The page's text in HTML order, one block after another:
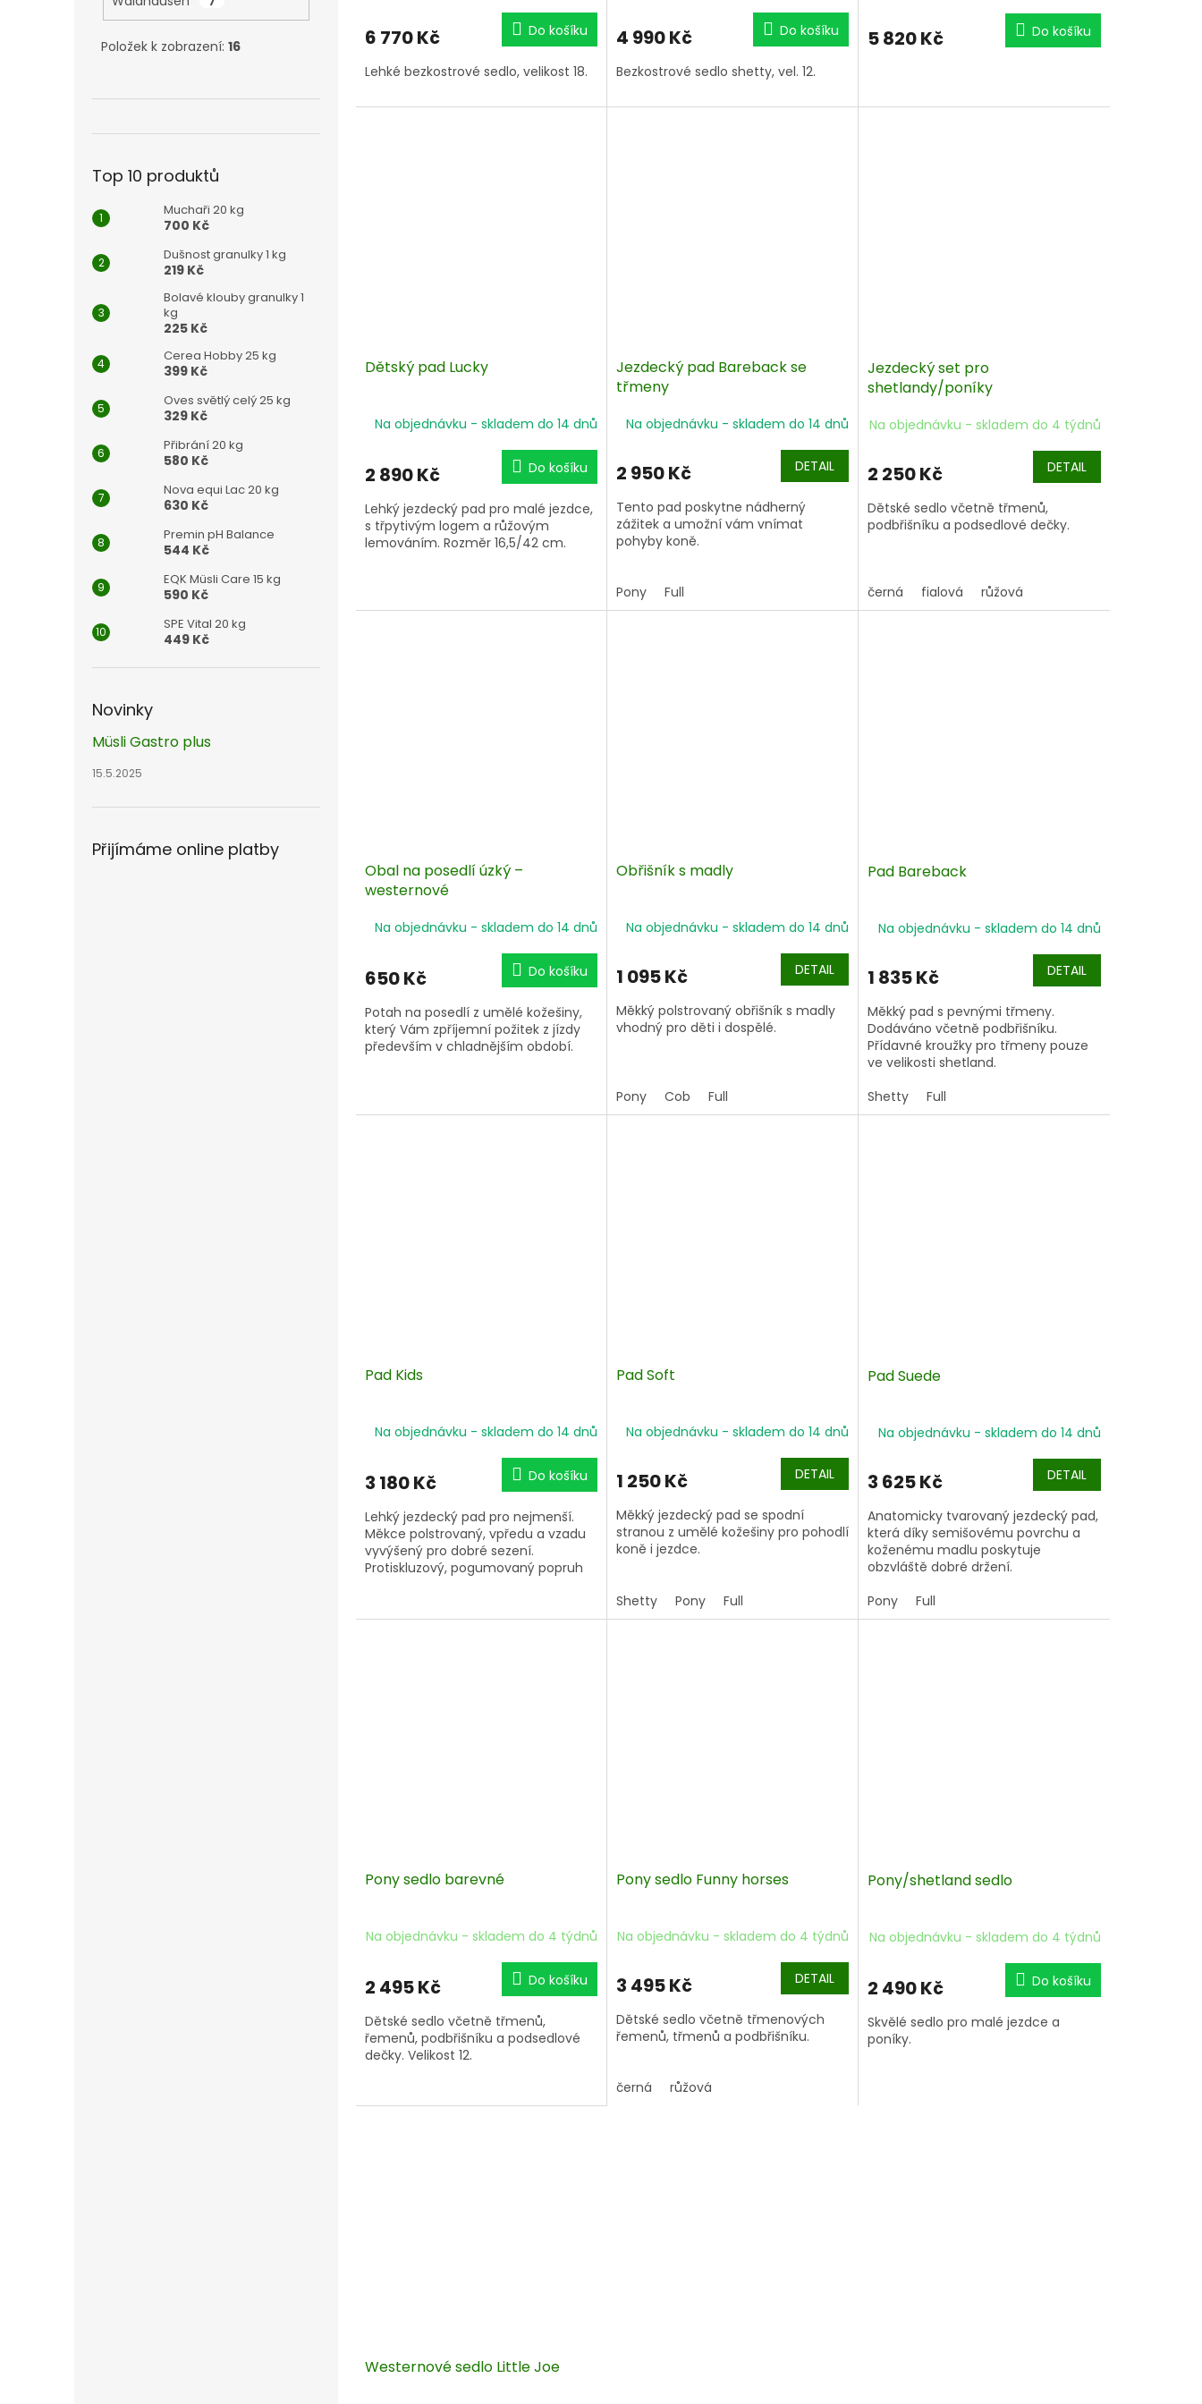
Položek k zobrazení: 16
Top 10 produktů
Muchaři 20 kg
700 Kč
Dušnost granulky 1 kg
219 Kč
Bolavé klouby granulky 1
kg
225 Kč
Cerea Hobby 25 kg
399 Kč
Oves světlý celý 25 kg
329 Kč
Přibrání 20 kg
580 Kč
Nova equi Lac 20 kg
630 Kč
Premin pH Balance
544 Kč
EQK Müsli Care 15 kg
590 Kč
SPE Vital 20 kg
449 Kč
Novinky
Müsli Gastro plus
15.5.2025
Přijímáme online platby
6 770 Kč Do košíku
Lehké bezkostrové sedlo, velikost 18.
4 990 Kč Do košíku
Bezkostrové sedlo shetty, vel. 12.
5 820 Kč Do košíku
Dětský pad Lucky
Na objednávku - skladem do 14 dnů
2 890 Kč Do košíku
Lehký jezdecký pad pro malé jezdce,
s třpytivým logem a růžovým
lemováním. Rozměr 16,5/42 cm.
Jezdecký pad Bareback se
třmeny
Na objednávku - skladem do 14 dnů
2 950 Kč DETAIL
Tento pad poskytne nádherný
zážitek a umožní vám vnímat
pohyby koně.
Pony Full
Jezdecký set pro
shetlandy/poníky
Na objednávku - skladem do 4 týdnů
2 250 Kč DETAIL
Dětské sedlo včetně třmenů,
podbřišníku a podsedlové dečky.
černá fialová růžová
Obal na posedlí úzký –
westernové
Na objednávku - skladem do 14 dnů
650 Kč Do košíku
Potah na posedlí z umělé kožešiny,
který Vám zpříjemní požitek z jízdy
především v chladnějším období.
Obřišník s madly
Na objednávku - skladem do 14 dnů
1 095 Kč DETAIL
Měkký polstrovaný obřišník s madly
vhodný pro děti i dospělé.
Pony Cob Full
Pad Bareback
Na objednávku - skladem do 14 dnů
1 835 Kč DETAIL
Měkký pad s pevnými třmeny.
Dodáváno včetně podbřišníku.
Přídavné kroužky pro třmeny pouze
ve velikosti shetland.
Shetty
Full
Pad Kids
Na objednávku - skladem do 14 dnů
3 180 Kč Do košíku
Lehký jezdecký pad pro nejmenší.
Měkce polstrovaný, vpředu a vzadu
vyvýšený pro dobré sezení.
Protiskluzový, pogumovaný popruh
Pad Soft
Na objednávku - skladem do 14 dnů
1 250 Kč DETAIL
Měkký jezdecký pad se spodní
stranou z umělé kožešiny pro pohodlí
koně i jezdce.
při jízdě je vpředu k dispozici rukojeť
a přilnavý umělý semiš.
Shetty Pony Full
Pad Suede
Na objednávku - skladem do 14 dnů
3 625 Kč DETAIL
Anatomicky tvarovaný jezdecký pad,
která díky semišovému povrchu a
koženému madlu poskytuje
obzvláště dobré držení.
Pony
Full
Pony sedlo barevné
Na objednávku - skladem do 4 týdnů
2 495 Kč Do košíku
Dětské sedlo včetně třmenů,
řemenů, podbřišníku a podsedlové
dečky. Velikost 12.
Pony sedlo Funny horses
Na objednávku - skladem do 4 týdnů
3 495 Kč DETAIL
Dětské sedlo včetně třmenových
řemenů, třmenů a podbřišníku.
černá růžová
Pony/shetland sedlo
Na objednávku - skladem do 4 týdnů
2 490 Kč Do košíku
Skvělé sedlo pro malé jezdce a
poníky.
Westernové sedlo Little Joe